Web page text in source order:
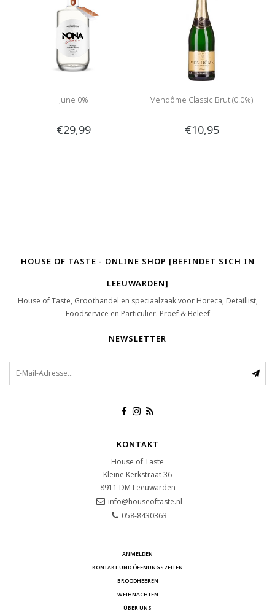
June 0%
€29,99
Vendôme Classic Brut (0.0%)
€10,95
HOUSE OF TASTE - ONLINE SHOP [BEFINDET SICH IN
LEEUWARDEN]
House of Taste, Groothandel en speciaalzaak voor Horeca, Detaillist,
Foodservice en Particulier. Proef & Beleef
NEWSLETTER
KONTAKT
House of Taste
Kleine Kerkstraat 36
8911 DM Leeuwarden
info@houseoftaste.nl
058-8430363
ANMELDEN
KONTAKT UND ÖFFNUNGSZEITEN
BROODHEEREN
WEIHNACHTEN
ÜBER UNS